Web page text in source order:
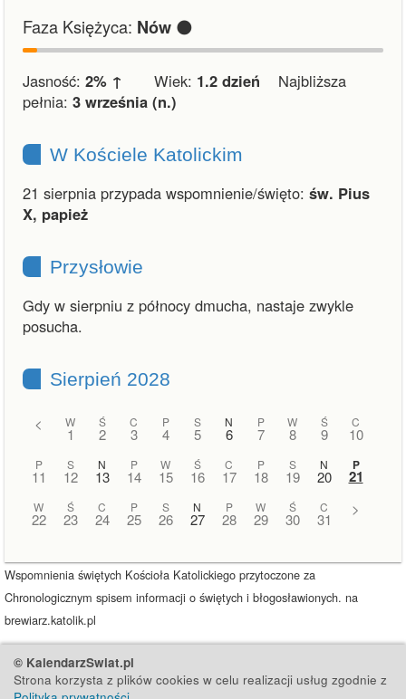
Faza Księżyca: Nów 🌑
Jasność: 2% ↑ Wiek: 1.2 dzień Najbliższa
pełnia: 3 września (n.)
W Kościele Katolickim
21 sierpnia przypada wspomnienie/święto: św. Pius
X, papież
Przysłowie
Gdy w sierpniu z północy dmucha, nastaje zwykle
posucha.
Sierpień 2028
< W
1
Ś
2
C
3
P
4
S
5
N
6
P
7
W
8
Ś
9
C
10
P
11
S
12
N
13
P
14
W
15
Ś
16
C
17
P
18
S
19
N
20
P
21
W
22
Ś
23
C
24
P
25
S
26
N
27
P
28
W
29
Ś
30
C
31
>
Wspomnienia świętych Kościoła Katolickiego przytoczone za
Chronologicznym spisem informacji o świętych i błogosławionych. na
brewiarz.katolik.pl
© KalendarzSwiat.pl
Strona korzysta z plików cookies w celu realizacji usług zgodnie z